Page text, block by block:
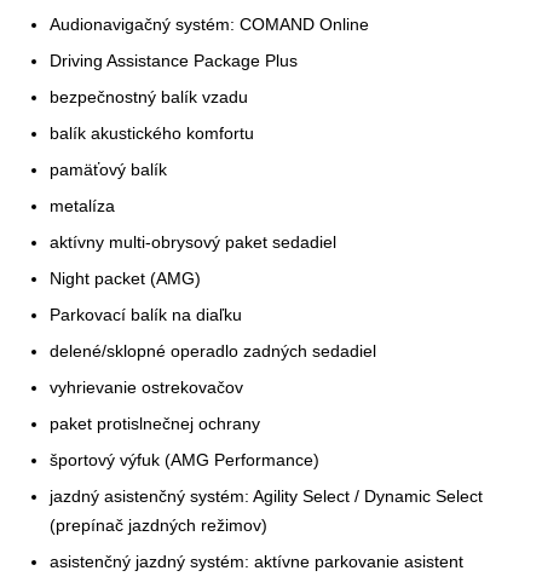
Audionavigačný systém: COMAND Online
Driving Assistance Package Plus
bezpečnostný balík vzadu
balík akustického komfortu
pamäťový balík
metalíza
aktívny multi-obrysový paket sedadiel
Night packet (AMG)
Parkovací balík na diaľku
delené/sklopné operadlo zadných sedadiel
vyhrievanie ostrekovačov
paket protislnečnej ochrany
športový výfuk (AMG Performance)
jazdný asistenčný systém: Agility Select / Dynamic Select
(prepínač jazdných režimov)
asistenčný jazdný systém: aktívne parkovanie asistent